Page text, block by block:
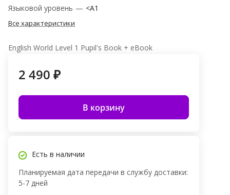
Языковой уровень — <A1
Все характеристики
English World Level 1 Pupil's Book + eBook
2 490 ₽
В корзину
Есть в наличии
Планируемая дата передачи в службу доставки:
5-7 дней